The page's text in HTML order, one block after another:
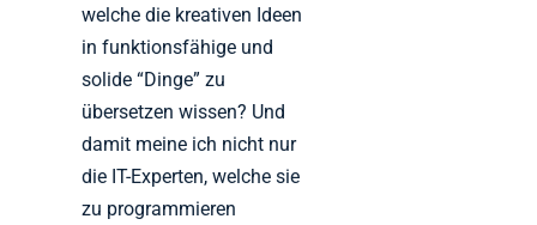
welche die kreativen Ideen
in funktionsfähige und
solide “Dinge” zu
übersetzen wissen? Und
damit meine ich nicht nur
die IT-Experten, welche sie
zu programmieren